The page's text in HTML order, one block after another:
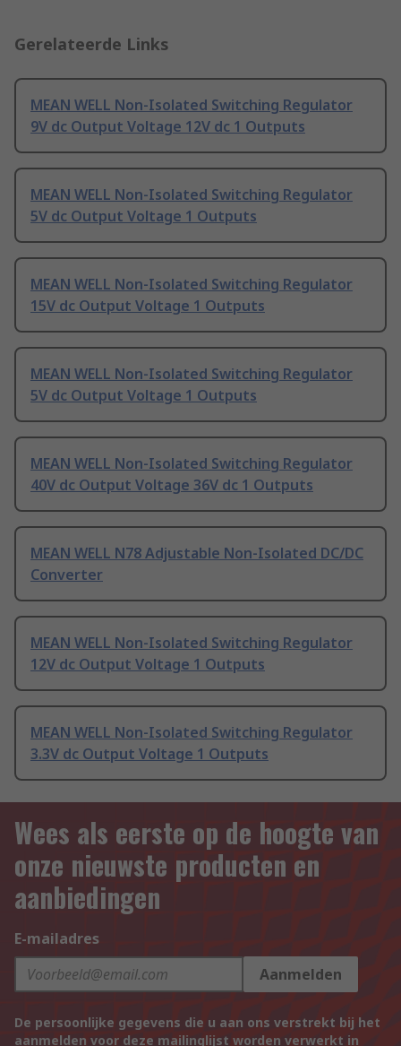
Gerelateerde Links
MEAN WELL Non-Isolated Switching Regulator
9V dc Output Voltage 12V dc 1 Outputs
MEAN WELL Non-Isolated Switching Regulator
5V dc Output Voltage 1 Outputs
MEAN WELL Non-Isolated Switching Regulator
15V dc Output Voltage 1 Outputs
MEAN WELL Non-Isolated Switching Regulator
5V dc Output Voltage 1 Outputs
MEAN WELL Non-Isolated Switching Regulator
40V dc Output Voltage 36V dc 1 Outputs
MEAN WELL N78 Adjustable Non-Isolated DC/DC
Converter
MEAN WELL Non-Isolated Switching Regulator
12V dc Output Voltage 1 Outputs
MEAN WELL Non-Isolated Switching Regulator
3.3V dc Output Voltage 1 Outputs
Wees als eerste op de hoogte van
onze nieuwste producten en
aanbiedingen
E-mailadres
Aanmelden
De persoonlijke gegevens die u aan ons verstrekt bij het
aanmelden voor deze mailinglijst worden verwerkt in